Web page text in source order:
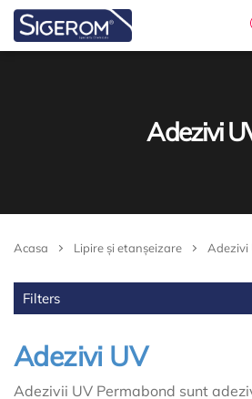
Adezivi
Acasa Lipire și etanșeizare Adezivi
Filters
Adezivi UV
Adezivii UV Permabond sunt